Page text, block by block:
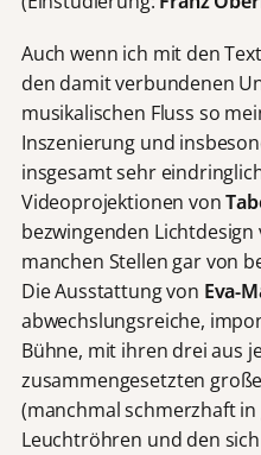
Auch wenn ich mit den
den damit verbundenen
musikalischen Fluss so
Inszenierung und
insgesamt sehr
Videoprojektionen von
bezwingenden
manchen Stellen gar von
Die Ausstattung von Eva-
abwechslungsreiche,
Bühne, mit ihren drei aus
zusammengesetzten
(manchmal schmerzhaft
Leuchtröhren und den